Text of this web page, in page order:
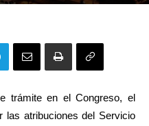
trámite en el Congreso, el
las atribuciones del Servicio